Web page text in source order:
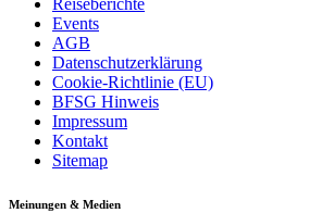
Reiseberichte
Events
AGB
Datenschutzerklärung
Cookie-Richtlinie (EU)
BFSG Hinweis
Impressum
Kontakt
Sitemap
Meinungen & Medien